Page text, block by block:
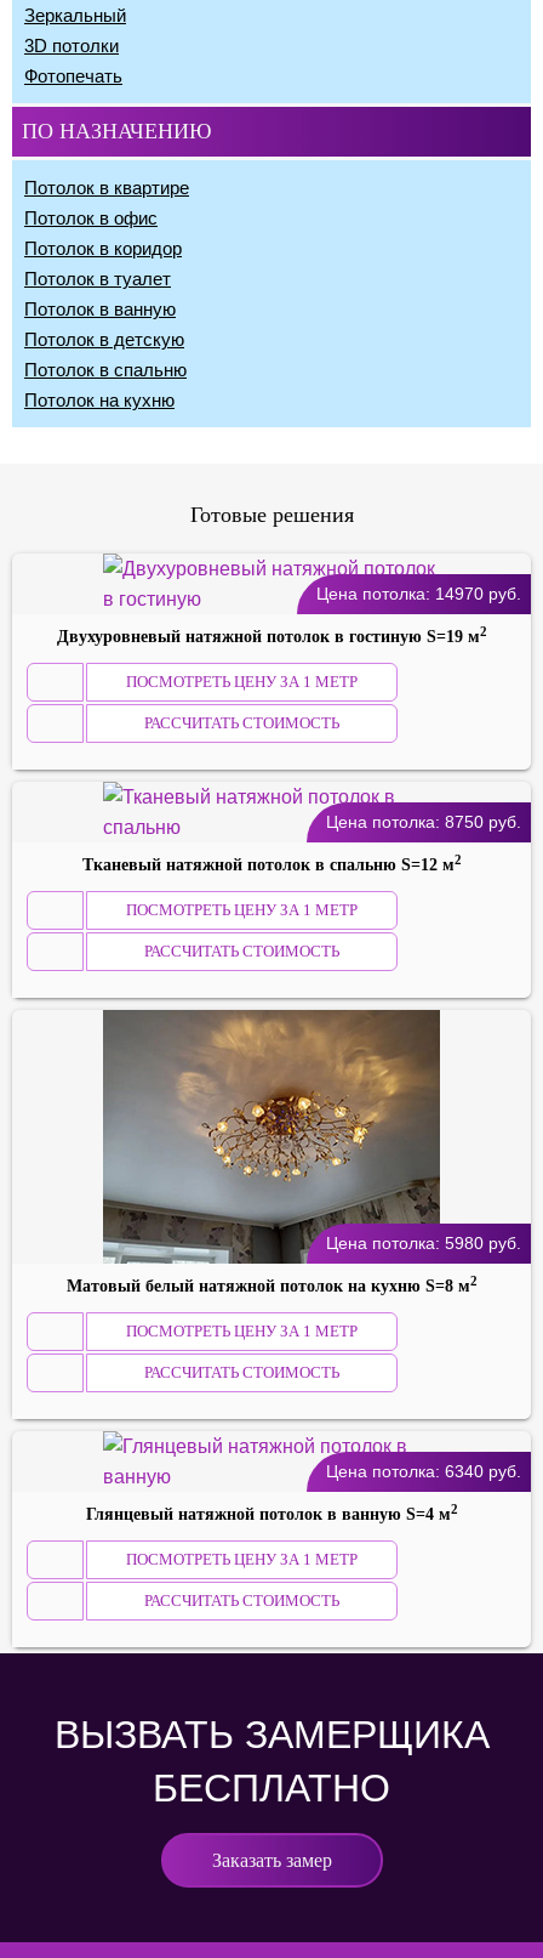
Зеркальный
3D потолки
Фотопечать
ПО НАЗНАЧЕНИЮ
Потолок в квартире
Потолок в офис
Потолок в коридор
Потолок в туалет
Потолок в ванную
Потолок в детскую
Потолок в спальню
Потолок на кухню
Готовые решения
Цена потолка: 14970 руб.
Двухуровневый натяжной потолок в гостиную S=19 м2
ПОСМОТРЕТЬ ЦЕНУ ЗА 1 МЕТР
РАССЧИТАТЬ СТОИМОСТЬ
Цена потолка: 8750 руб.
Тканевый натяжной потолок в спальню S=12 м2
ПОСМОТРЕТЬ ЦЕНУ ЗА 1 МЕТР
РАССЧИТАТЬ СТОИМОСТЬ
Цена потолка: 5980 руб.
Матовый белый натяжной потолок на кухню S=8 м2
ПОСМОТРЕТЬ ЦЕНУ ЗА 1 МЕТР
РАССЧИТАТЬ СТОИМОСТЬ
Цена потолка: 6340 руб.
Глянцевый натяжной потолок в ванную S=4 м2
ПОСМОТРЕТЬ ЦЕНУ ЗА 1 МЕТР
РАССЧИТАТЬ СТОИМОСТЬ
ВЫЗВАТЬ ЗАМЕРЩИКА
БЕСПЛАТНО
Заказать замер